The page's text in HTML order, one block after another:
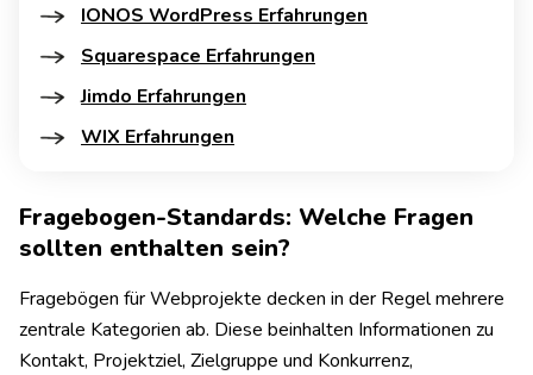
IONOS WordPress Erfahrungen
Squarespace Erfahrungen
Jimdo Erfahrungen
WIX Erfahrungen
Fragebogen-Standards: Welche Fragen
sollten enthalten sein?
Fragebögen für Webprojekte decken in der Regel mehrere
zentrale Kategorien ab. Diese beinhalten Informationen zu
Kontakt, Projektziel, Zielgruppe und Konkurrenz,